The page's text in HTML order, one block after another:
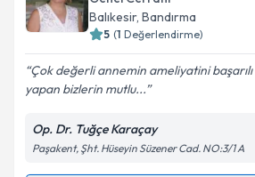
E-posta Adresiniz
Metni'ni okudum ve kişisel
kapsamda işlenmesini kabul
Balıkesir, Bandırma
5 (1 Değerlendirme)
Çok değerli annemin ameliyatini
yapan bizlerin mutlu...
Op. Dr. Tuğçe Karaçay
Paşakent, Şht. Hüseyin Süzener Cad. NO:3/1 A